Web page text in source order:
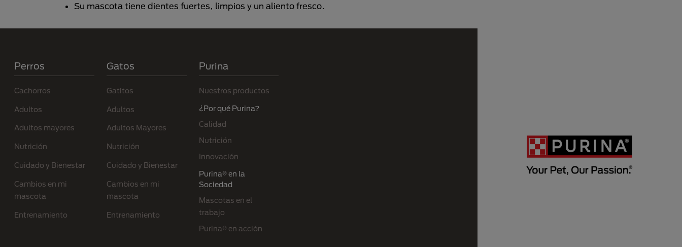
Su mascota tiene dientes fuertes, limpios y un aliento fresco.
Perros
Cachorros
Adultos
Adultos mayores
Nutrición
Cuidado y Bienestar
Cambios en mi
mascota
Entrenamiento
Gatos
Gatitos
Adultos
Adultos Mayores
Nutrición
Cuidado y Bienestar
Cambios en mi
mascota
Entrenamiento
Purina
Nuestros productos
¿Por qué Purina?
Calidad
Nutrición
Innovación
Purina® en la
Sociedad
Mascotas en el
trabajo
Purina® en acción